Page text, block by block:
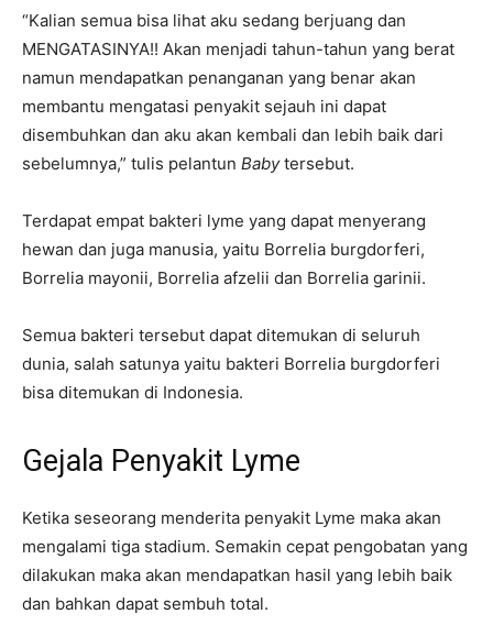
“Kalian semua bisa lihat aku sedang berjuang dan
MENGATASINYA!! Akan menjadi tahun-tahun yang berat
namun mendapatkan penanganan yang benar akan
membantu mengatasi penyakit sejauh ini dapat
disembuhkan dan aku akan kembali dan lebih baik dari
sebelumnya,” tulis pelantun Babytersebut.
Terdapat empat bakteri lyme yang dapat menyerang
hewan dan juga manusia, yaitu Borrelia burgdorferi,
Borrelia mayonii, Borrelia afzelii dan Borrelia garinii.
Semua bakteri tersebut dapat ditemukan di seluruh
dunia, salah satunya yaitu bakteri Borrelia burgdorferi
bisa ditemukan di Indonesia.
Gejala Penyakit Lyme
Ketika seseorang menderita penyakit Lyme maka akan
mengalami tiga stadium. Semakin cepat pengobatan yang
dilakukan maka akan mendapatkan hasil yang lebih baik
dan bahkan dapat sembuh total.